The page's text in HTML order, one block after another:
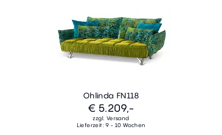
Ohlinda FN118
€ 5.209,-
zzgl. Versand
Lieferzeit: 9 - 10 Wochen